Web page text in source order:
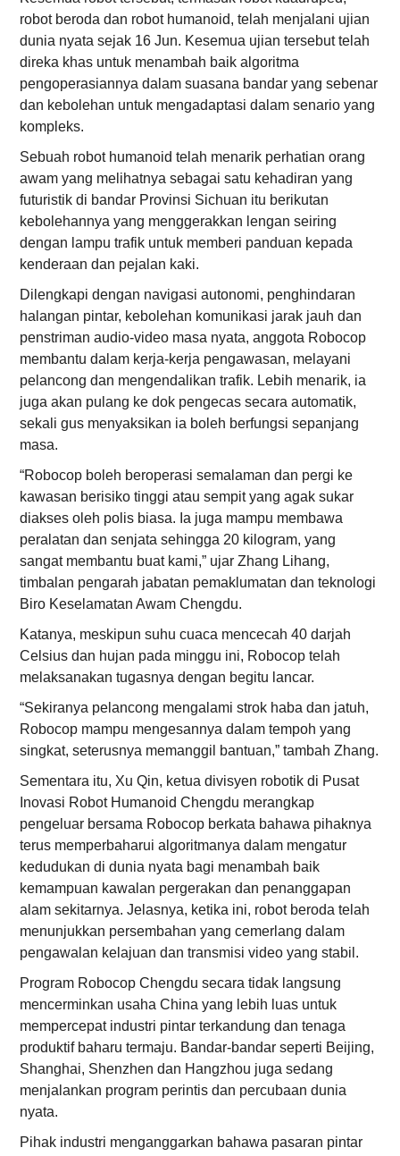
robot beroda dan robot humanoid, telah menjalani ujian
dunia nyata sejak 16 Jun. Kesemua ujian tersebut telah
direka khas untuk menambah baik algoritma
pengoperasiannya dalam suasana bandar yang sebenar
dan kebolehan untuk mengadaptasi dalam senario yang
kompleks.
Sebuah robot humanoid telah menarik perhatian orang
awam yang melihatnya sebagai satu kehadiran yang
futuristik di bandar Provinsi Sichuan itu berikutan
kebolehannya yang menggerakkan lengan seiring
dengan lampu trafik untuk memberi panduan kepada
kenderaan dan pejalan kaki.
Dilengkapi dengan navigasi autonomi, penghindaran
halangan pintar, kebolehan komunikasi jarak jauh dan
penstriman audio-video masa nyata, anggota Robocop
membantu dalam kerja-kerja pengawasan, melayani
pelancong dan mengendalikan trafik. Lebih menarik, ia
juga akan pulang ke dok pengecas secara automatik,
sekali gus menyaksikan ia boleh berfungsi sepanjang
masa.
“Robocop boleh beroperasi semalaman dan pergi ke
kawasan berisiko tinggi atau sempit yang agak sukar
diakses oleh polis biasa. Ia juga mampu membawa
peralatan dan senjata sehingga 20 kilogram, yang
sangat membantu buat kami,” ujar Zhang Lihang,
timbalan pengarah jabatan pemaklumatan dan teknologi
Biro Keselamatan Awam Chengdu.
Katanya, meskipun suhu cuaca mencecah 40 darjah
Celsius dan hujan pada minggu ini, Robocop telah
melaksanakan tugasnya dengan begitu lancar.
“Sekiranya pelancong mengalami strok haba dan jatuh,
Robocop mampu mengesannya dalam tempoh yang
singkat, seterusnya memanggil bantuan,” tambah Zhang.
Sementara itu, Xu Qin, ketua divisyen robotik di Pusat
Inovasi Robot Humanoid Chengdu merangkap
pengeluar bersama Robocop berkata bahawa pihaknya
terus memperbaharui algoritmanya dalam mengatur
kedudukan di dunia nyata bagi menambah baik
kemampuan kawalan pergerakan dan penanggapan
alam sekitarnya. Jelasnya, ketika ini, robot beroda telah
menunjukkan persembahan yang cemerlang dalam
pengawalan kelajuan dan transmisi video yang stabil.
Program Robocop Chengdu secara tidak langsung
mencerminkan usaha China yang lebih luas untuk
mempercepat industri pintar terkandung dan tenaga
produktif baharu termaju. Bandar-bandar seperti Beijing,
Shanghai, Shenzhen dan Hangzhou juga sedang
menjalankan program perintis dan percubaan dunia
nyata.
Pihak industri menganggarkan bahawa pasaran pintar